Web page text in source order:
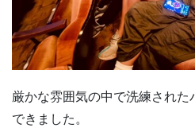
厳かな雰囲気の中で洗練され
できました。